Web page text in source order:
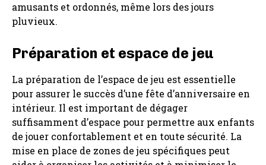
amusants et ordonnés, même lors des jours
pluvieux.
Préparation et espace de jeu
La préparation de l’espace de jeu est essentielle
pour assurer le succès d’une fête d’anniversaire en
intérieur. Il est important de dégager
suffisamment d’espace pour permettre aux enfants
de jouer confortablement et en toute sécurité. La
mise en place de zones de jeu spécifiques peut